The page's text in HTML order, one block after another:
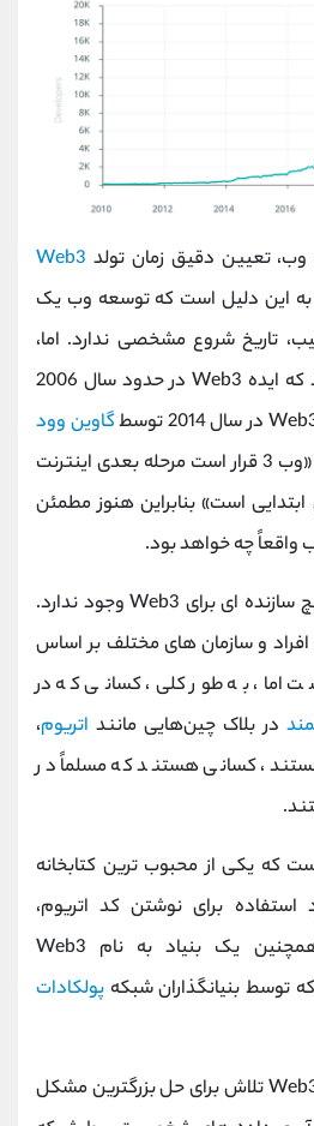
تعیین دقیق زمان تولد Web3
این دلیل است که توسعه وب یک
تاریخ شروع مشخصی ندارد. اما،
بسیاری استدلال می کنند که ایده Web3 در حدود سال 2006
گاوین وود
ابداع شد که به گفته وی: «وب 3 قرار است مرحله بعدی اینترنت
ابتدایی است» بنابراین هنوز مطمئن
واقعاً چه خواهد بود.
توجه داشته باشید که هیچ سازنده ای برای Web3 وجود ندارد.
افراد و سازمان های مختلف بر اساس
اما، به طور کلی، کسانی که در
در بلاک چین‌هایی مانند اتریوم،
کسانی هستند که مسلماً در
که یکی از محبوب ترین کتابخانه
استفاده برای نوشتن کد اتریوم،
web3.js نام دارد و همچنین یک بنیاد به نام Web3
پولکادات
به طور کلی، هدف اصلی Web3 تلاش برای حل بزرگترین مشکل